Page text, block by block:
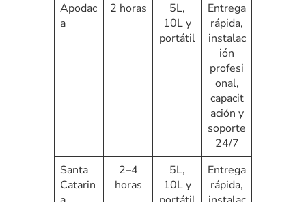
Apodac
a
2 horas
5L,
10L y
portátil
Entrega
rápida,
instalac
ión
profesi
onal,
capacit
ación y
soporte
24/7
Santa
Catarin
2–4
horas
5L,
10L y
Entrega
rápida,